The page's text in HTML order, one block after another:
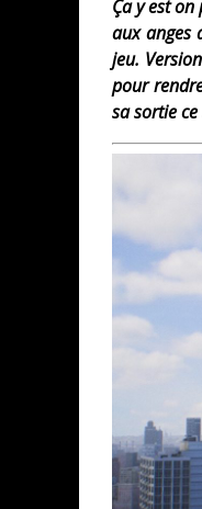
Ça y est
aux anges
jeu.
pour
sa sortie